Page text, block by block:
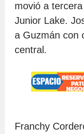
Tocó el turno
Willy Vásquez
bambinazo por
definir la
vioctoriosa, a
y además se
Escogido (17-
movió a
Junior Lake.
a Guzmán con
central.
Franchy